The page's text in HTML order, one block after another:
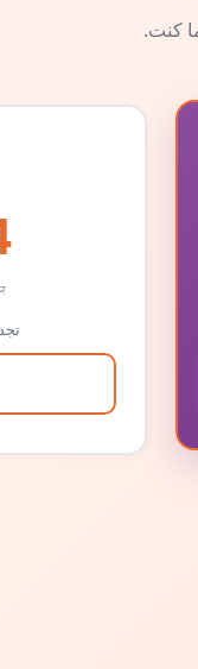
كنت.
تجدد كل 6